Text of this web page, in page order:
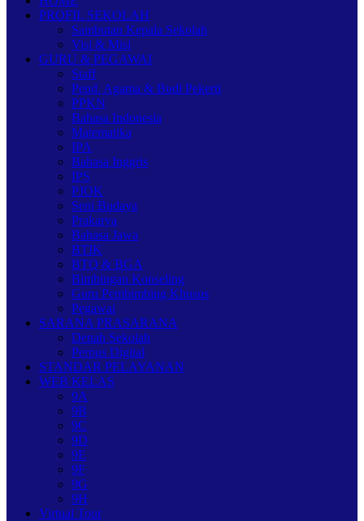
PROFIL SEKOLAH
Sambutan Kepala Sekolah
Visi & Misi
GURU & PEGAWAI
Staff
Pend. Agama & Budi Pekerti
PPKN
Bahasa Indonesia
Matematika
IPA
Bahasa Inggris
IPS
PJOK
Seni Budaya
Prakarya
Bahasa Jawa
BTIK
BTQ & BGA
Bimbingan Konseling
Guru Pembimbing Khusus
Pegawai
SARANA PRASARANA
Denah Sekolah
Perpus Digital
STANDAR PELAYANAN
WEB KELAS
9A
9B
9C
9D
9E
9F
9G
9H
Virtual Tour